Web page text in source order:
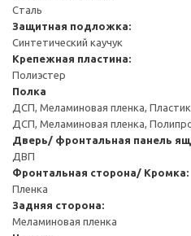
Сталь
Защитная подложка:
Синтетический каучук
Крепежная пластина:
Полиэстер
Полка
ДСП, Меламиновая пленка,
ДСП, Меламиновая пленка,
Дверь/ фронтальная панель
ДВП
Фронтальная сторона/ Кромка:
Пленка
Задняя сторона:
Меламиновая пленка